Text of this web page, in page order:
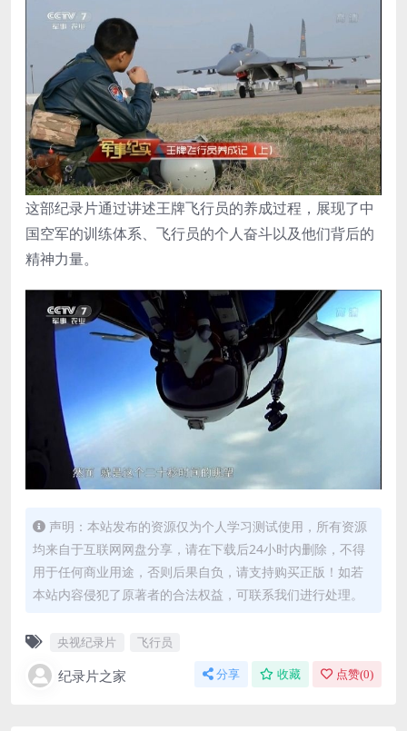
这部纪录片通过讲述王牌飞行员的养成过程，展现了中
国空军的训练体系、飞行员的个人奋斗以及他们背后的
精神力量。
声明：本站发布的资源仅为个人学习测试使用，所有资源
均来自于互联网网盘分享，请在下载后24小时内删除，不得
用于任何商业用途，否则后果自负，请支持购买正版！如若
本站内容侵犯了原著者的合法权益，可联系我们进行处理。
央视纪录片 飞行员
纪录片之家 分享 收藏 点赞(0)